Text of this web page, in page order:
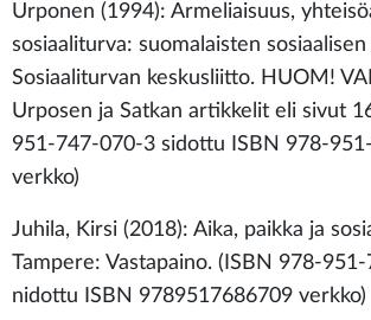
Urponen (1994): Armeliaisuus,
sosiaaliturva: suomalaisten
Sosiaaliturvan keskusliitto. HUOM!
Urposen ja Satkan artikkelit eli sivut
951-747-070-3 sidottu ISBN 978-
verkko)
Juhila, Kirsi (2018): Aika, paikka ja
Tampere: Vastapaino. (ISBN 978-
nidottu ISBN 9789517686709 verkko)